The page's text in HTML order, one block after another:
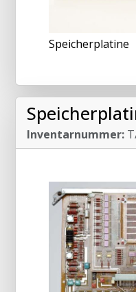
Speicherplatine
Inventarnummer: